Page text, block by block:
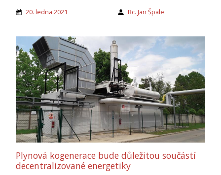
20. ledna 2021 Bc. Jan Špale
Plynová kogenerace bude důležitou součástí
decentralizované energetiky